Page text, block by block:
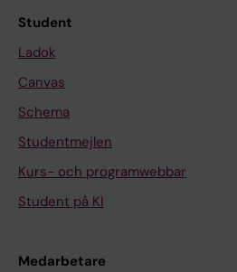
Student
Ladok
Canvas
Schema
Studentmejlen
Kurs- och programwebbar
Student på KI
Medarbetare